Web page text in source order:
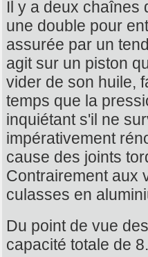
Il y a deux chaînes
une double pour
assurée par un
agit sur un piston
vider de son huile,
temps que la
inquiétant s'il ne
impérativement
cause des joints
Contrairement aux
culasses en
Du point de vue
capacité totale de